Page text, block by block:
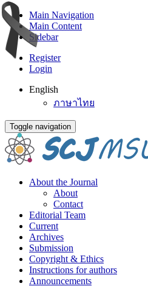
Main Navigation
Main Content
Sidebar
Register
Login
English
ภาษาไทย
Toggle navigation
About the Journal
About
Contact
Editorial Team
Current
Archives
Submission
Copyright & Ethics
Instructions for authors
Announcements